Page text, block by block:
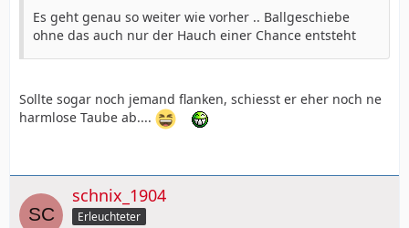
Es geht genau so weiter wie vorher .. Ballgeschiebe
ohne das auch nur der Hauch einer Chance entsteht
Sollte sogar noch jemand flanken, schiesst er eher noch ne
harmlose Taube ab....
schnix_1904
Erleuchteter